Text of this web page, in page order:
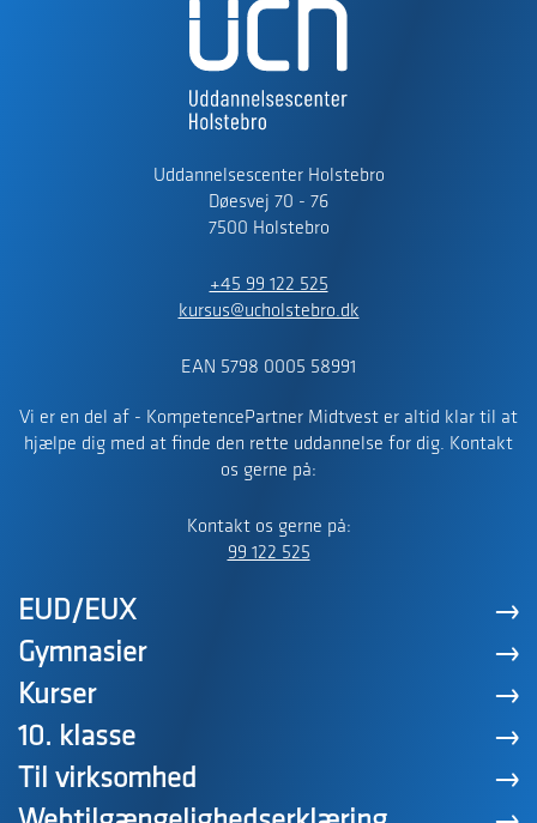
Uddannelsescenter Holstebro
Døesvej 70 - 76
7500 Holstebro
+45 99 122 525
kursus@ucholstebro.dk
EAN 5798 0005 58991
Vi er en del af - KompetencePartner Midtvest er altid klar til at
hjælpe dig med at finde den rette uddannelse for dig. Kontakt
os gerne på:
Kontakt os gerne på:
99 122 525
EUD/EUX
Gymnasier
Kurser
10. klasse
Til virksomhed